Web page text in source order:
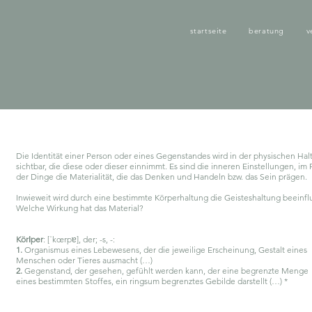
startseite beratung
Die Identität einer Person oder eines Gegenstandes wird in der physischen
sichtbar, die diese oder dieser einnimmt. Es sind die inneren Einstellungen, im
der Dinge die Materialität, die das Denken und Handeln bzw. das Sein prägen.
Inwieweit wird durch eine bestimmte Körperhaltung die Geisteshaltung
Welche Wirkung hat das Material?
Körǀper: [ˈkœrpɐ], der; -s, -:
1. Organismus eines Lebewesens, der die jeweilige Erscheinung, Gestalt eines
Menschen oder Tieres ausmacht (…)
2. Gegenstand, der gesehen, gefühlt werden kann, der eine begrenzte Menge
eines bestimmten Stoffes, ein ringsum begrenztes Gebilde darstellt (…) *